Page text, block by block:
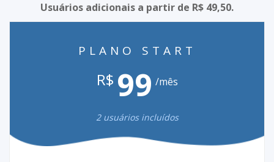
Usuários adicionais a partir de R$ 49,50.
PLANO START
R$ 99 /mês
2 usuários incluídos